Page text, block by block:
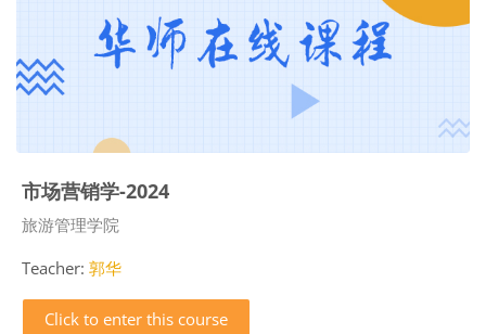
市场营销学-2024
Course category
旅游管理学院
Teacher: 郭华
Click to enter this course